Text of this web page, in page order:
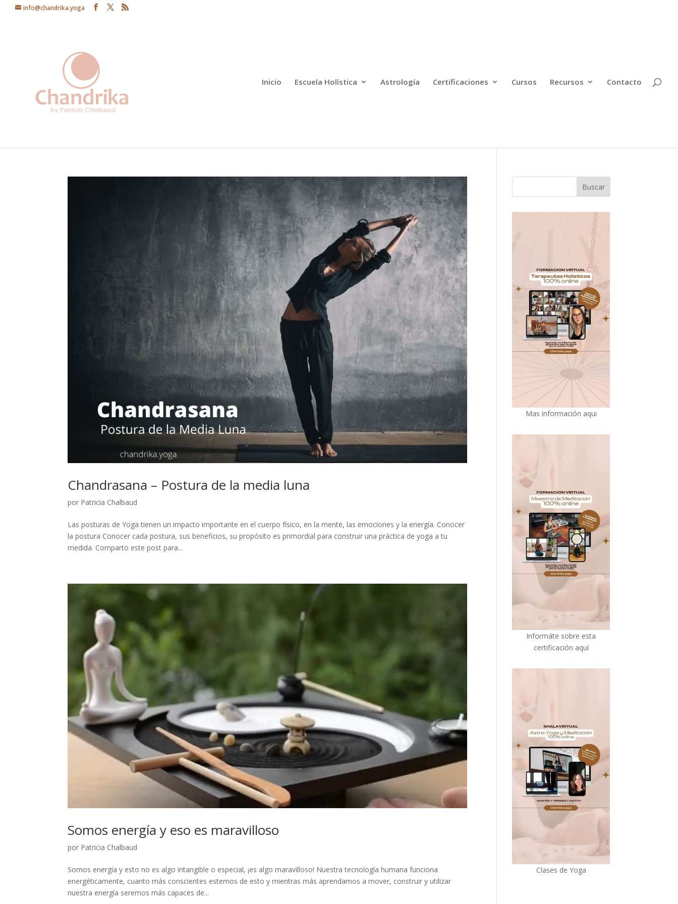
info@chandrika.yoga
Inicio Escuela Holística Astrología Certificaciones Cursos Recursos Contacto
Chandrasana – Postura de la media luna
por Patricia Chalbaud
Las posturas de Yoga tienen un impacto importante en el cuerpo físico, en la mente, las emociones y la energía. Conocer
la postura Conocer cada postura, sus beneficios, su propósito es primordial para construir una práctica de yoga a tu
medida. Comparto este post para...
Somos energía y eso es maravilloso
por Patricia Chalbaud
Somos energía y esto no es algo intangible o especial, ¡es algo maravilloso! Nuestra tecnología humana funciona
energéticamente, cuanto más conscientes estemos de esto y mientras más aprendamos a mover, construir y utilizar
nuestra energía seremos más capaces de...
Mas información aqui
Informáte sobre esta
certificación aquí
Clases de Yoga